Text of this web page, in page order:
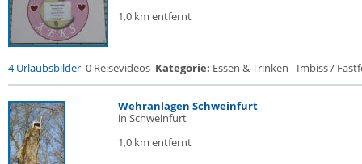
1,0 km entfernt
4 Urlaubsbilder 0 Reisevideos Kategorie: Essen & Trinken - Imbiss /
Wehranlagen Schweinfurt
in Schweinfurt
1,0 km entfernt